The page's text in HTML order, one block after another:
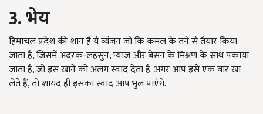
3. भेय
हिमाचल प्रदेश की शान है ये व्यंजन जो कि कमल के तने से तैयार किया
जाता है, जिसमें अदरक-लहसुन, प्याज और बेसन के मिश्रण के साथ पकाया
जाता है, जो इस खाने को अलग स्वाद देता है. अगर आप इसे एक बार खा
लेते हैं, तो शायद ही इसका स्वाद आप भुल पाएंगे.